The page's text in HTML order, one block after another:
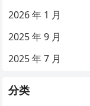
2026 年 1 月
2025 年 9 月
2025 年 7 月
分类